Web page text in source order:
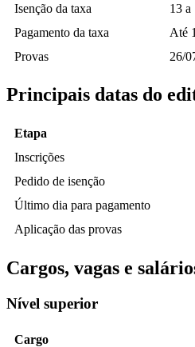
Isenção da taxa
13 a
Pagamento da taxa
Até
Provas
26/
Principais datas do
Etapa
Inscrições
Pedido de isenção
Último dia para pagamento
Aplicação das provas
Cargos, vagas e
Nível superior
Cargo